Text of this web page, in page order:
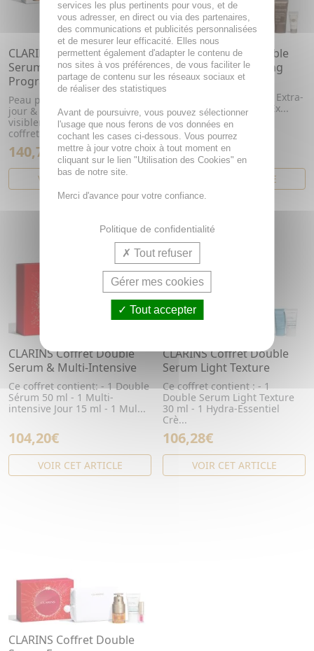
CLARINS Coffret Double
Serum & Extra Firming
Programme anti-âge
Peau plus ferme jour après
jour & rides, ridules
visiblement atténuées. Ce
coffret...
140,70€
VOIR CET ARTICLE
CLARINS Coffret Double
Serum & Extra-Firming
Ce coffret contient : - 1
Double Serum 50 ml - 1 Extra-
Firming Jour 15 ml - 1 Ex...
139,76€
VOIR CET ARTICLE
CLARINS Coffret Double
Serum & Multi-Intensive
Ce coffret contient: - 1 Double
Sérum 50 ml - 1 Multi-
intensive Jour 15 ml - 1 Mul...
104,20€
VOIR CET ARTICLE
CLARINS Coffret Double
Serum Light Texture
Ce coffret contient : - 1
Double Serum Light Texture
30 ml - 1 Hydra-Essentiel
Crè...
106,28€
VOIR CET ARTICLE
CLARINS Coffret Double
services les plus pertinents pour vous, et de
vous adresser, en direct ou via des partenaires,
des communications et publicités personnalisées
et de mesurer leur efficacité. Elles nous
permettent également d'adapter le contenu de
nos sites à vos préférences, de vous faciliter le
partage de contenu sur les réseaux sociaux et
de réaliser des statistiques
Avant de poursuivre, vous pouvez sélectionner
l'usage que nous ferons de vos données en
cochant les cases ci-dessous. Vous pourrez
mettre à jour votre choix à tout moment en
cliquant sur le lien "Utilisation des Cookies" en
bas de notre site.
Merci d'avance pour votre confiance.
Politique de confidentialité
Tout refuser
Gérer mes cookies
Tout accepter